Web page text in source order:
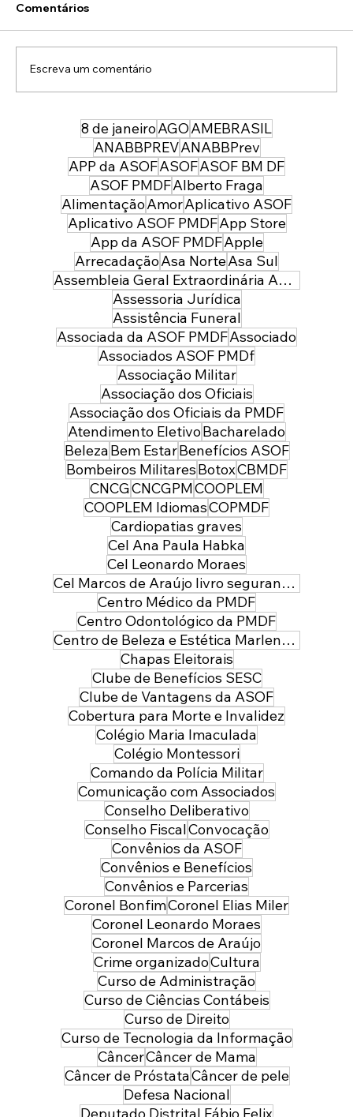
8 de janeiroAGOAMEBRASIL
ANABBPREVANABBPrev
APP da ASOFASOFASOF BM DF
ASOF PMDFAlberto Fraga
AlimentaçãoAmorAplicativo ASOF
Aplicativo ASOF PMDFApp Store
App da ASOF PMDFApple
ArrecadaçãoAsa NorteAsa Sul
Assembleia Geral Extraordinária ASOF PMDF
Assessoria Jurídica
Assistência Funeral
Associada da ASOF PMDFAssociado
Associados ASOF PMDf
Associação Militar
Associação dos Oficiais
Associação dos Oficiais da PMDF
Atendimento EletivoBacharelado
BelezaBem EstarBenefícios ASOF
Bombeiros MilitaresBotoxCBMDF
CNCGCNCGPMCOOPLEM
COOPLEM IdiomasCOPMDF
Cardiopatias graves
Cel Ana Paula Habka
Cel Leonardo Moraes
Cel Marcos de Araújo livro segurança pública
Centro Médico da PMDF
Centro Odontológico da PMDF
Centro de Beleza e Estética Marlene Leal
Chapas Eleitorais
Clube de Benefícios SESC
Clube de Vantagens da ASOF
Cobertura para Morte e Invalidez
Colégio Maria Imaculada
Colégio Montessori
Comando da Polícia Militar
Comunicação com Associados
Conselho Deliberativo
Conselho FiscalConvocação
Convênios da ASOF
Convênios e Benefícios
Convênios e Parcerias
Coronel BonfimCoronel Elias Miler
Coronel Leonardo Moraes
Coronel Marcos de Araújo
Crime organizadoCultura
Curso de Administração
Curso de Ciências Contábeis
Curso de Direito
Curso de Tecnologia da Informação
CâncerCâncer de Mama
Câncer de PróstataCâncer de pele
Defesa Nacional
Deputado Distrital Fábio Felix
43 anos depois da sua entrada, temos
uma PMDF mais forte, moderna e
preparada para servir à sociedade:
parabéns policial militar feminina!
Comentários
Escreva um comentário